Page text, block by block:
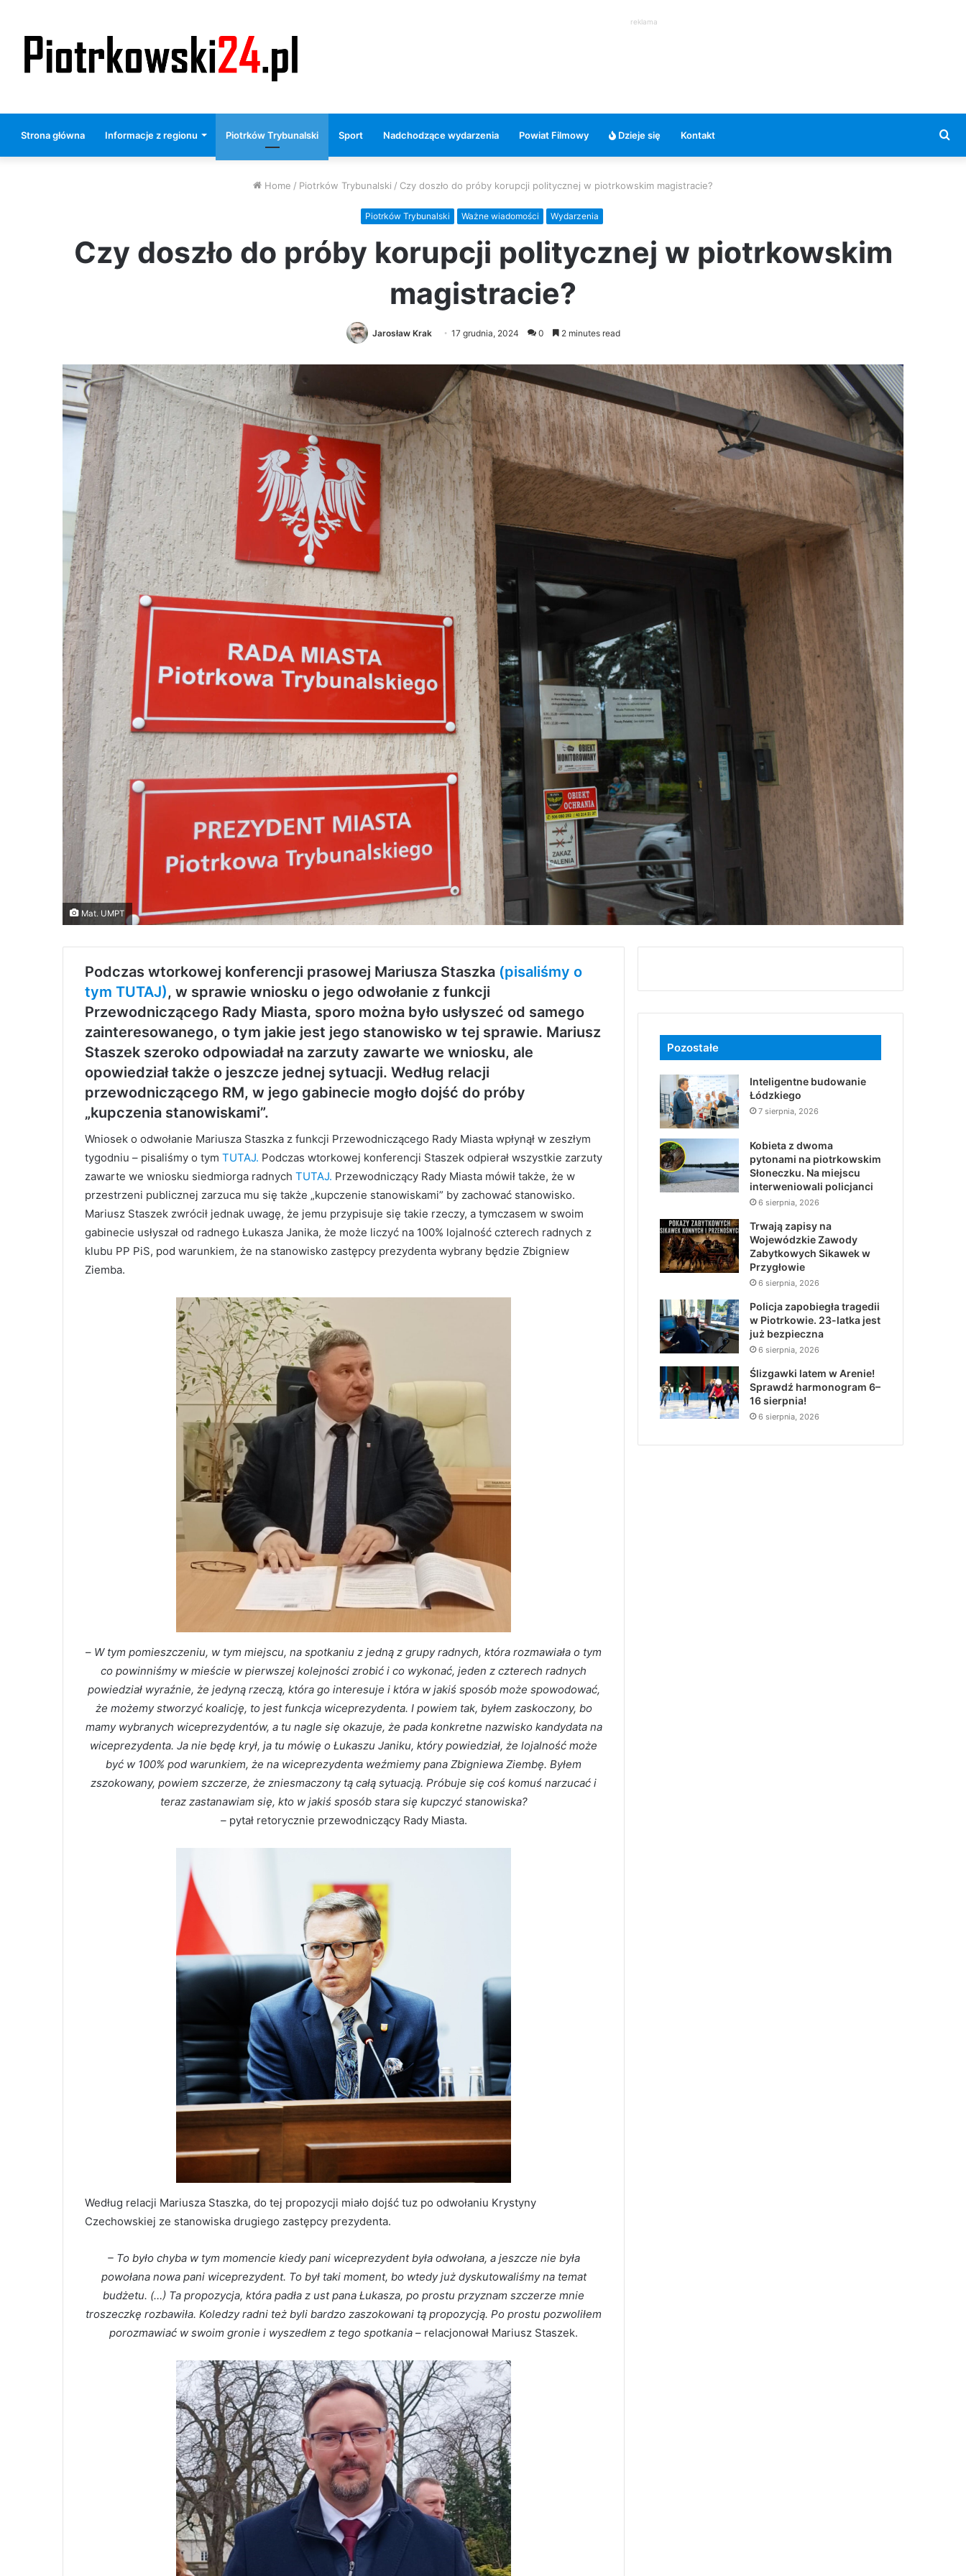
reklama
Strona główna Informacje z regionu Piotrków Trybunalski Sport Nadchodzące wydarzenia Powiat Filmowy Dzieje się Kontakt
Home / Piotrków Trybunalski / Czy doszło do próby korupcji politycznej w piotrkowskim magistracie?
Piotrków Trybunalski Ważne wiadomości Wydarzenia
Czy doszło do próby korupcji politycznej w piotrkowskim
magistracie?
Jarosław Krak 17 grudnia, 2024 0 2 minutes read
Mat. UMPT
Podczas wtorkowej konferencji prasowej Mariusza Staszka (pisaliśmy o
tym TUTAJ), w sprawie wniosku o jego odwołanie z funkcji
Przewodniczącego Rady Miasta, sporo można było usłyszeć od samego
zainteresowanego, o tym jakie jest jego stanowisko w tej sprawie. Mariusz
Staszek szeroko odpowiadał na zarzuty zawarte we wniosku, ale
opowiedział także o jeszcze jednej sytuacji. Według relacji
przewodniczącego RM, w jego gabinecie mogło dojść do próby
„kupczenia stanowiskami”.
Wniosek o odwołanie Mariusza Staszka z funkcji Przewodniczącego Rady Miasta wpłynął w zeszłym
tygodniu – pisaliśmy o tym TUTAJ. Podczas wtorkowej konferencji Staszek odpierał wszystkie zarzuty
zawarte we wniosku siedmiorga radnych TUTAJ. Przewodniczący Rady Miasta mówił także, że w
przestrzeni publicznej zarzuca mu się także „kupczenie stanowiskami” by zachować stanowisko.
Mariusz Staszek zwrócił jednak uwagę, że jemu przypisuje się takie rzeczy, a tymczasem w swoim
gabinecie usłyszał od radnego Łukasza Janika, że może liczyć na 100% lojalność czterech radnych z
klubu PP PiS, pod warunkiem, że na stanowisko zastępcy prezydenta wybrany będzie Zbigniew
Ziemba.
– W tym pomieszczeniu, w tym miejscu, na spotkaniu z jedną z grupy radnych, która rozmawiała o tym
co powinniśmy w mieście w pierwszej kolejności zrobić i co wykonać, jeden z czterech radnych
powiedział wyraźnie, że jedyną rzeczą, która go interesuje i która w jakiś sposób może spowodować,
że możemy stworzyć koalicję, to jest funkcja wiceprezydenta. I powiem tak, byłem zaskoczony, bo
mamy wybranych wiceprezydentów, a tu nagle się okazuje, że pada konkretne nazwisko kandydata na
wiceprezydenta. Ja nie będę krył, ja tu mówię o Łukaszu Janiku, który powiedział, że lojalność może
być w 100% pod warunkiem, że na wiceprezydenta weźmiemy pana Zbigniewa Ziembę. Byłem
zszokowany, powiem szczerze, że zniesmaczony tą całą sytuacją. Próbuje się coś komuś narzucać i
teraz zastanawiam się, kto w jakiś sposób stara się kupczyć stanowiska?
– pytał retorycznie przewodniczący Rady Miasta.
Według relacji Mariusza Staszka, do tej propozycji miało dojść tuz po odwołaniu Krystyny
Czechowskiej ze stanowiska drugiego zastępcy prezydenta.
– To było chyba w tym momencie kiedy pani wiceprezydent była odwołana, a jeszcze nie była
powołana nowa pani wiceprezydent. To był taki moment, bo wtedy już dyskutowaliśmy na temat
budżetu. (…) Ta propozycja, która padła z ust pana Łukasza, po prostu przyznam szczerze mnie
troszeczkę rozbawiła. Koledzy radni też byli bardzo zaszokowani tą propozycją. Po prostu pozwoliłem
porozmawiać w swoim gronie i wyszedłem z tego spotkania – relacjonował Mariusz Staszek.
Pozostałe
Inteligentne budowanie
Łódzkiego
7 sierpnia, 2026
Kobieta z dwoma
pytonami na piotrkowskim
Słoneczku. Na miejscu
interweniowali policjanci
6 sierpnia, 2026
Trwają zapisy na
Wojewódzkie Zawody
Zabytkowych Sikawek w
Przygłowie
6 sierpnia, 2026
Policja zapobiegła tragedii
w Piotrkowie. 23-latka jest
już bezpieczna
6 sierpnia, 2026
Ślizgawki latem w Arenie!
Sprawdź harmonogram 6–
16 sierpnia!
6 sierpnia, 2026